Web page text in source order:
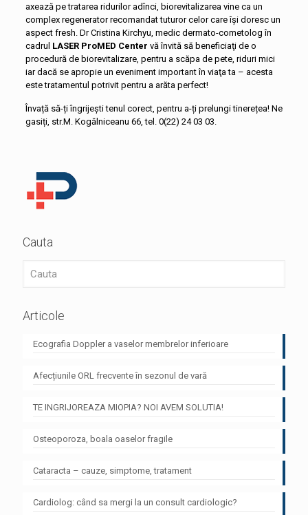
axează pe tratarea ridurilor adînci, biorevitalizarea vine ca un
complex regenerator recomandat tuturor celor care îşi doresc un
aspect fresh. Dr Cristina Kirchyu, medic dermato-cometolog în
cadrul LASER ProMED Center vă învită să beneficiaţi de o
procedură de biorevitalizare, pentru a scăpa de pete, riduri mici
iar dacă se apropie un eveniment important în viaţa ta – acesta
este tratamentul potrivit pentru a arăta perfect!
Învață să-ți îngrijești tenul corect, pentru a-ți prelungi tinerețea! Ne
gasiți, str.M. Kogălniceanu 66, tel. 0(22) 24 03 03.
Cauta
Articole
Ecografia Doppler a vaselor membrelor inferioare
Afecțiunile ORL frecvente în sezonul de vară
TE INGRIJOREAZA MIOPIA? NOI AVEM SOLUTIA!
Osteoporoza, boala oaselor fragile
Cataracta – cauze, simptome, tratament
Cardiolog: când sa mergi la un consult cardiologic?